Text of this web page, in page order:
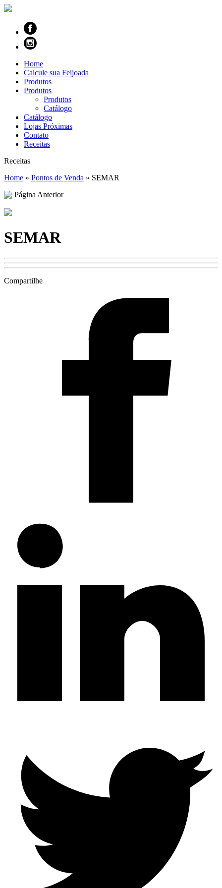
Home
Calcule sua Feijoada
Produtos
Produtos
Produtos
Catálogo
Catálogo
Lojas Próximas
Contato
Receitas
Receitas
Home » Pontos de Venda » SEMAR
Página Anterior
SEMAR
Compartilhe